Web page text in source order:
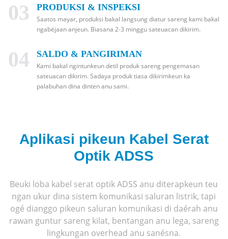
03 PRODUKSI & INSPEKSI
Saatos mayar, produksi bakal langsung diatur sareng kami bakal
ngabéjaan anjeun. Biasana 2-3 minggu sateuacan dikirim.
04 SALDO & PANGIRIMAN
Kami bakal ngintunkeun detil produk sareng pengemasan
sateuacan dikirim. Sadaya produk tiasa dikirimkeun ka
palabuhan dina dinten anu sami.
Aplikasi pikeun Kabel Serat
Optik ADSS
Beuki loba kabel serat optik ADSS anu diterapkeun teu
ngan ukur dina sistem komunikasi saluran listrik, tapi
ogé dianggo pikeun saluran komunikasi di daérah anu
rawan guntur sareng kilat, bentangan anu lega, sareng
lingkungan overhead anu sanésna.